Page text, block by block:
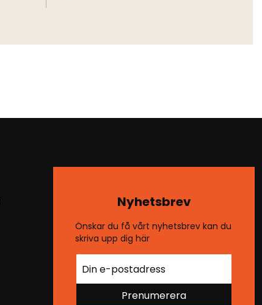
Nyhetsbrev
Önskar du få vårt nyhetsbrev kan du
skriva upp dig här
Prenumerera